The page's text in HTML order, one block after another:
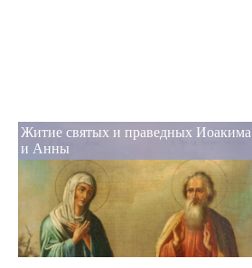
Житие святых и праведных Иоакима
и Анны